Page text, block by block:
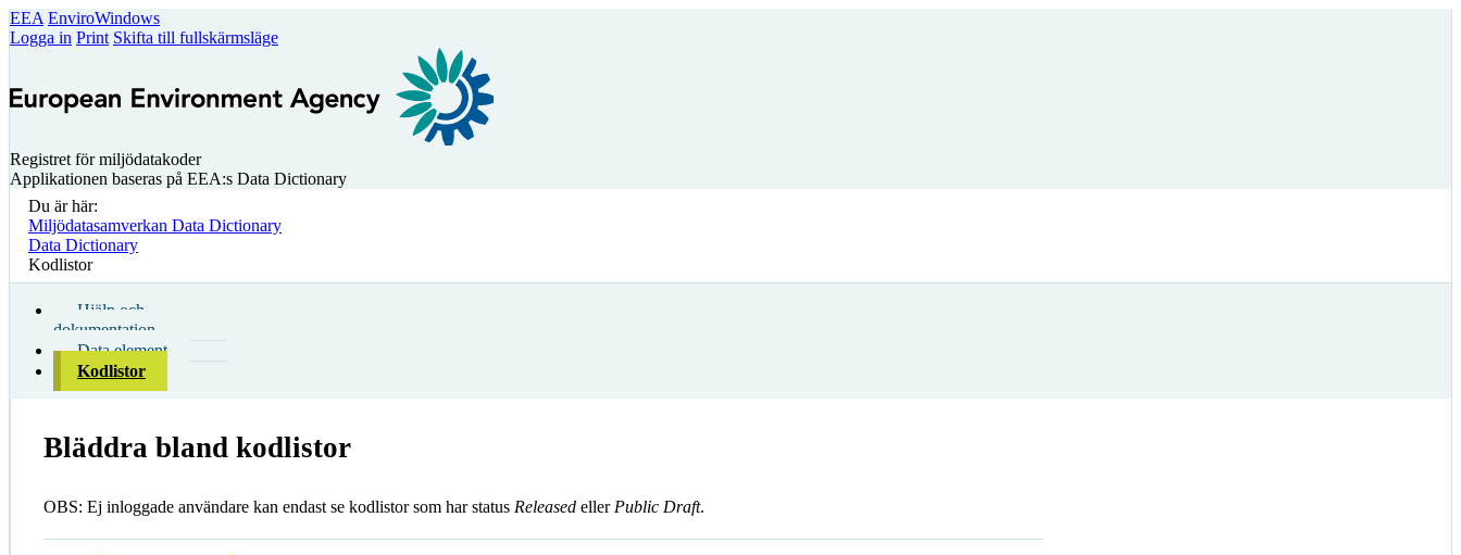
EEA EnviroWindows
Logga in Print Skifta till fullskärmsläge
Registret för miljödatakoder
Applikationen baseras på EEA:s Data Dictionary
Du är här:
Miljödatasamverkan Data Dictionary
Data Dictionary
Kodlistor
Hjälp och
dokumentation
Data element
Kodlistor
Bläddra bland kodlistor
OBS: Ej inloggade användare kan endast se kodlistor som har status Released eller Public Draft.